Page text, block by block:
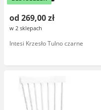
od 269,00 zł
w 2 sklepach
Intesi Krzesło Tulno czarne